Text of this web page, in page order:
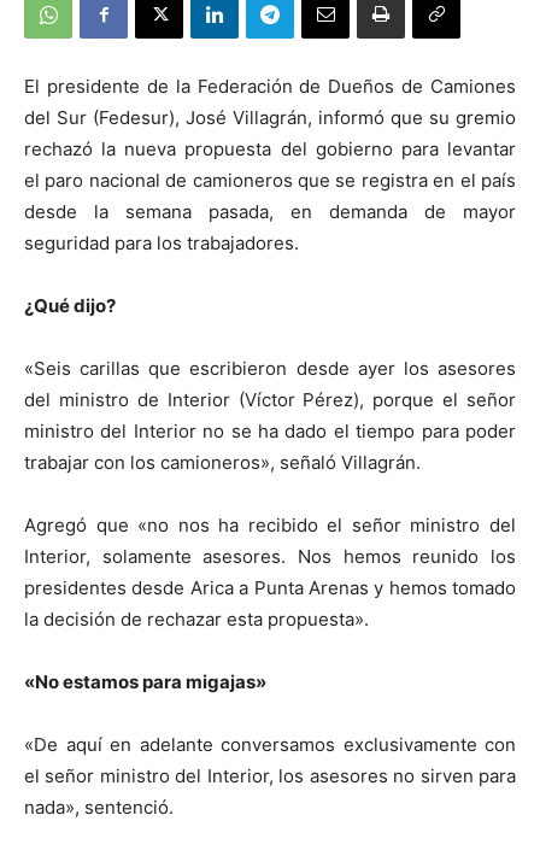
El presidente de la Federación de Dueños de Camiones
del Sur (Fedesur), José Villagrán, informó que su gremio
rechazó la nueva propuesta del gobierno para levantar
el paro nacional de camioneros que se registra en el país
desde la semana pasada, en demanda de mayor
seguridad para los trabajadores.
¿Qué dijo?
«Seis carillas que escribieron desde ayer los asesores
del ministro de Interior (Víctor Pérez), porque el señor
ministro del Interior no se ha dado el tiempo para poder
trabajar con los camioneros», señaló Villagrán.
Agregó que «no nos ha recibido el señor ministro del
Interior, solamente asesores. Nos hemos reunido los
presidentes desde Arica a Punta Arenas y hemos tomado
la decisión de rechazar esta propuesta».
«No estamos para migajas»
«De aquí en adelante conversamos exclusivamente con
el señor ministro del Interior, los asesores no sirven para
nada», sentenció.